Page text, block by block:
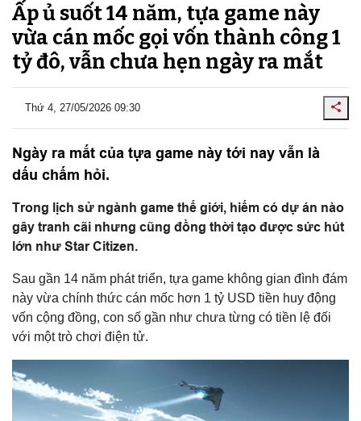
Ấp ủ suốt 14 năm, tựa game này
vừa cán mốc gọi vốn thành công 1
tỷ đô, vẫn chưa hẹn ngày ra mắt
Thứ 4, 27/05/2026 09:30
Ngày ra mắt của tựa game này tới nay vẫn là
dấu chấm hỏi.
Trong lịch sử ngành game thế giới, hiếm có dự án nào
gây tranh cãi nhưng cũng đồng thời tạo được sức hút
lớn như Star Citizen.
Sau gần 14 năm phát triển, tựa game không gian đình đám
này vừa chính thức cán mốc hơn 1 tỷ USD tiền huy động
vốn cộng đồng, con số gần như chưa từng có tiền lệ đối
với một trò chơi điện tử.